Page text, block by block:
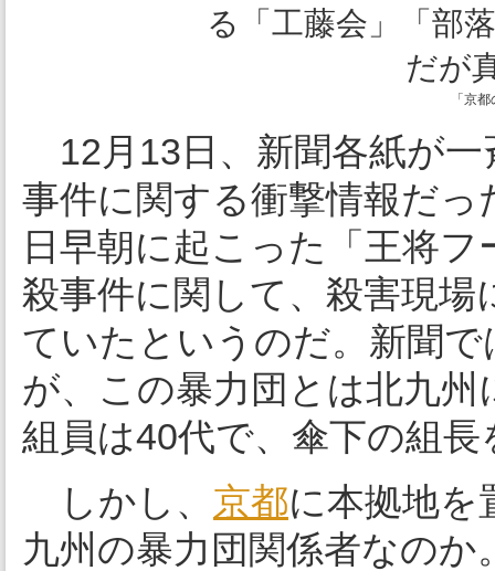
「京
12月13日、新聞各紙が一
事件に関する衝撃情報だ
日早朝に起こった「王将
殺事件に関して、殺害現場
ていたというのだ。新聞
が、この暴力団とは北九
組員は40代で、傘下の組
しかし、 京都に本拠地を
九州の暴力団関係者なのか